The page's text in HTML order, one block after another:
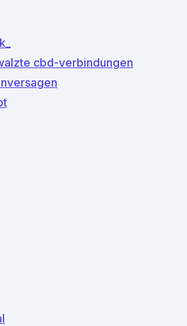
cbd-verbindungen